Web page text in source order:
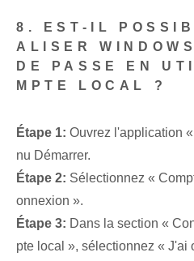
8. EST-IL
ALISER
DE PASSE EN
MPTE LOCAL ?
Étape 1: Ouvrez l'application
nu Démarrer.
Étape 2: Sélectionnez «
onnexion ».
Étape 3: Dans la section «
pte local », sélectionnez « J'ai